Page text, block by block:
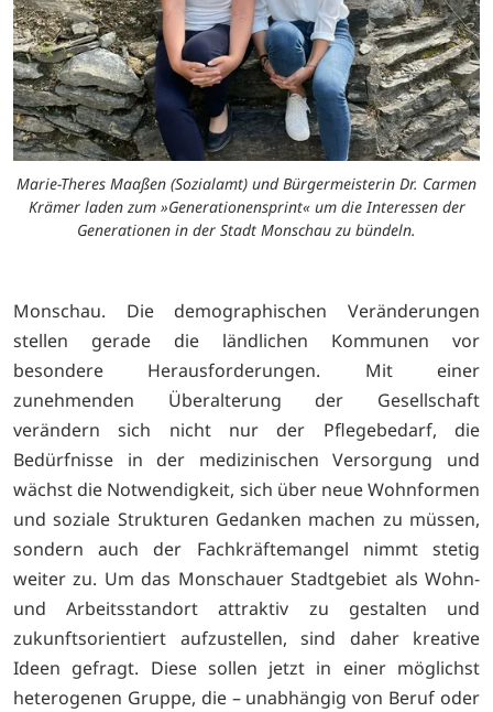
Marie-Theres Maaßen (Sozialamt) und Bürgermeisterin Dr. Carmen
Krämer laden zum »Generationensprint« um die Interessen der
Generationen in der Stadt Monschau zu bündeln.
Monschau. Die demographischen Veränderungen
stellen gerade die ländlichen Kommunen vor
besondere Herausforderungen. Mit einer
zunehmenden Überalterung der Gesellschaft
verändern sich nicht nur der Pflegebedarf, die
Bedürfnisse in der medizinischen Versorgung und
wächst die Notwendigkeit, sich über neue Wohnformen
und soziale Strukturen Gedanken machen zu müssen,
sondern auch der Fachkräftemangel nimmt stetig
weiter zu. Um das Monschauer Stadtgebiet als Wohn-
und Arbeitsstandort attraktiv zu gestalten und
zukunftsorientiert aufzustellen, sind daher kreative
Ideen gefragt. Diese sollen jetzt in einer möglichst
heterogenen Gruppe, die – unabhängig von Beruf oder